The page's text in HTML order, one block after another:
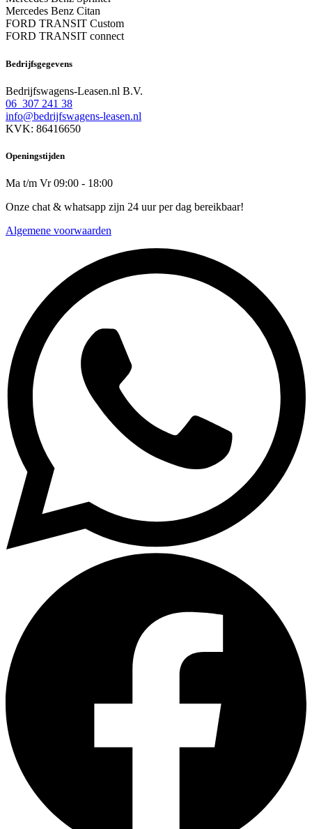
Mercedes Benz Citan
FORD TRANSIT Custom
FORD TRANSIT connect
Bedrijfsgegevens
Bedrijfswagens-Leasen.nl B.V.
06 307 241 38
info@bedrijfswagens-leasen.nl
KVK: 86416650
Openingstijden
Ma t/m Vr 09:00 - 18:00
Onze chat & whatsapp zijn 24 uur per dag bereikbaar!
Algemene voorwaarden